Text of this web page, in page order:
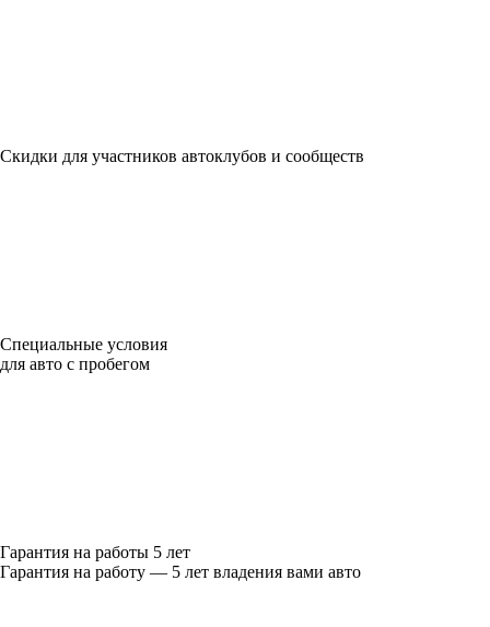
Скидки для участников автоклубов и сообществ
Специальные условия
для авто с пробегом
Гарантия на работы 5 лет
Гарантия на работу — 5 лет владения вами авто